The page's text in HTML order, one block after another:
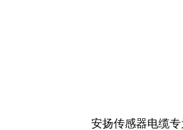
安扬传感器电缆